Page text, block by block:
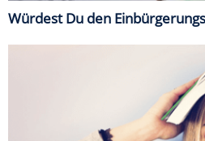
Würdest Du den